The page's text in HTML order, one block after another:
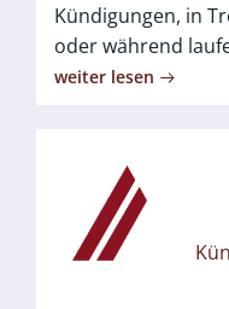
Kündigungen, in
oder während
weiter lesen